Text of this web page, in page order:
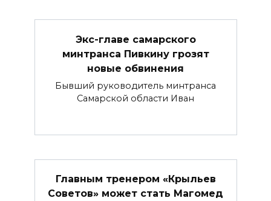
Экс-главе самарского
минтранса Пивкину грозят
новые обвинения
Бывший руководитель минтранса
Самарской области Иван
Главным тренером «Крыльев
Советов» может стать Магомед